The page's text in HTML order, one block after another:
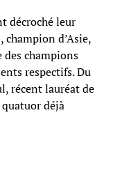
décroché leur
d’Asie,
des champions
respectifs. Du
récent lauréat de
déjà